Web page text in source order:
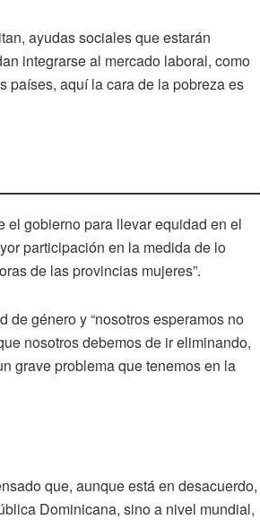
ayudas sociales que estarán
integrarse al mercado laboral, como
países, aquí la cara de la pobreza es
gobierno para llevar equidad en el
participación en la medida de lo
de las provincias mujeres”.
género y “nosotros esperamos no
nosotros debemos de ir eliminando,
grave problema que tenemos en la
que, aunque está en desacuerdo,
Dominicana, sino a nivel mundial,